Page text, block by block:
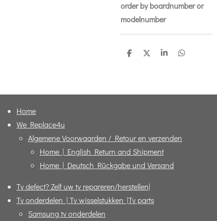
order by boardnumber or
modelnumber
D
D
S
D
Home
We Replace4u
Algemene Voorwaarden / Retour en verzenden
Home | English Return and Shipment
Home | Deutsch Rückgabe und Versand
Tv defect? Zelf uw tv repareren/herstellen|
Tv onderdelen | Tv wisselstukken |Tv parts
Samsung tv onderdelen